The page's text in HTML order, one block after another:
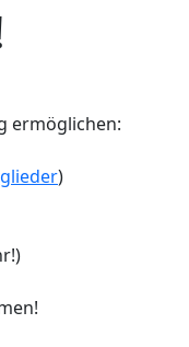
ermöglichen:
)